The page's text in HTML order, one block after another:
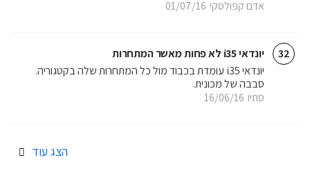
אדם קפולסקי 01/07/16
32 יונדאי i35 לא פחות מאשר המתחרות
סתיו 16/06/16
יונדאי i35 עומדת בכבוד מול כל המתחרות שלה בקטגוריה.
סבבה של מכונית.
הצג עוד